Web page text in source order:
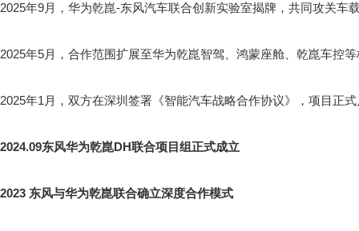
2025年9月，华为乾崑-东风汽车联合创新实验室揭牌，共同攻关车
2025年5月，合作范围扩展至华为乾崑智驾、鸿蒙座舱、乾崑车控
2025年1月，双方在深圳签署《智能汽车战略合作协议》，项目正
2024.09东风华为乾崑DH联合项目组正式成立
2023 东风与华为乾崑联合确立深度合作模式